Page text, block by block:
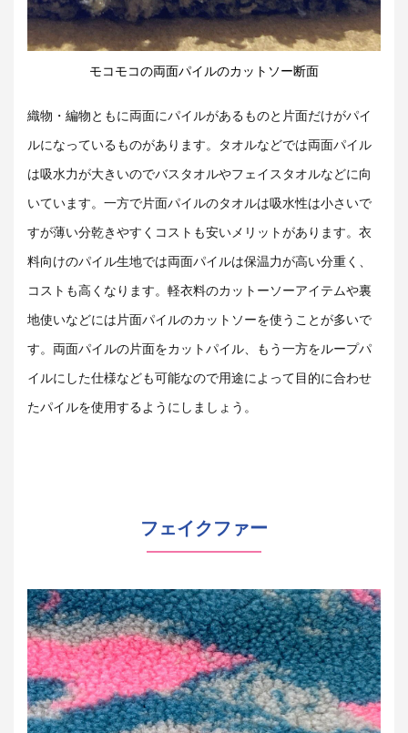
モコモコの両面パイルのカットソー断面
織物・編物ともに両面にパイルがあるものと片面だけがパイ
ルになっているものがあります。タオルなどでは両面パイル
は吸水力が大きいのでバスタオルやフェイスタオルなどに向
いています。一方で片面パイルのタオルは吸水性は小さいで
すが薄い分乾きやすくコストも安いメリットがあります。衣
料向けのパイル生地では両面パイルは保温力が高い分重く、
コストも高くなります。軽衣料のカットーソーアイテムや裏
地使いなどには片面パイルのカットソーを使うことが多いで
す。両面パイルの片面をカットパイル、もう一方をループパ
イルにした仕様なども可能なので用途によって目的に合わせ
たパイルを使用するようにしましょう。
フェイクファー